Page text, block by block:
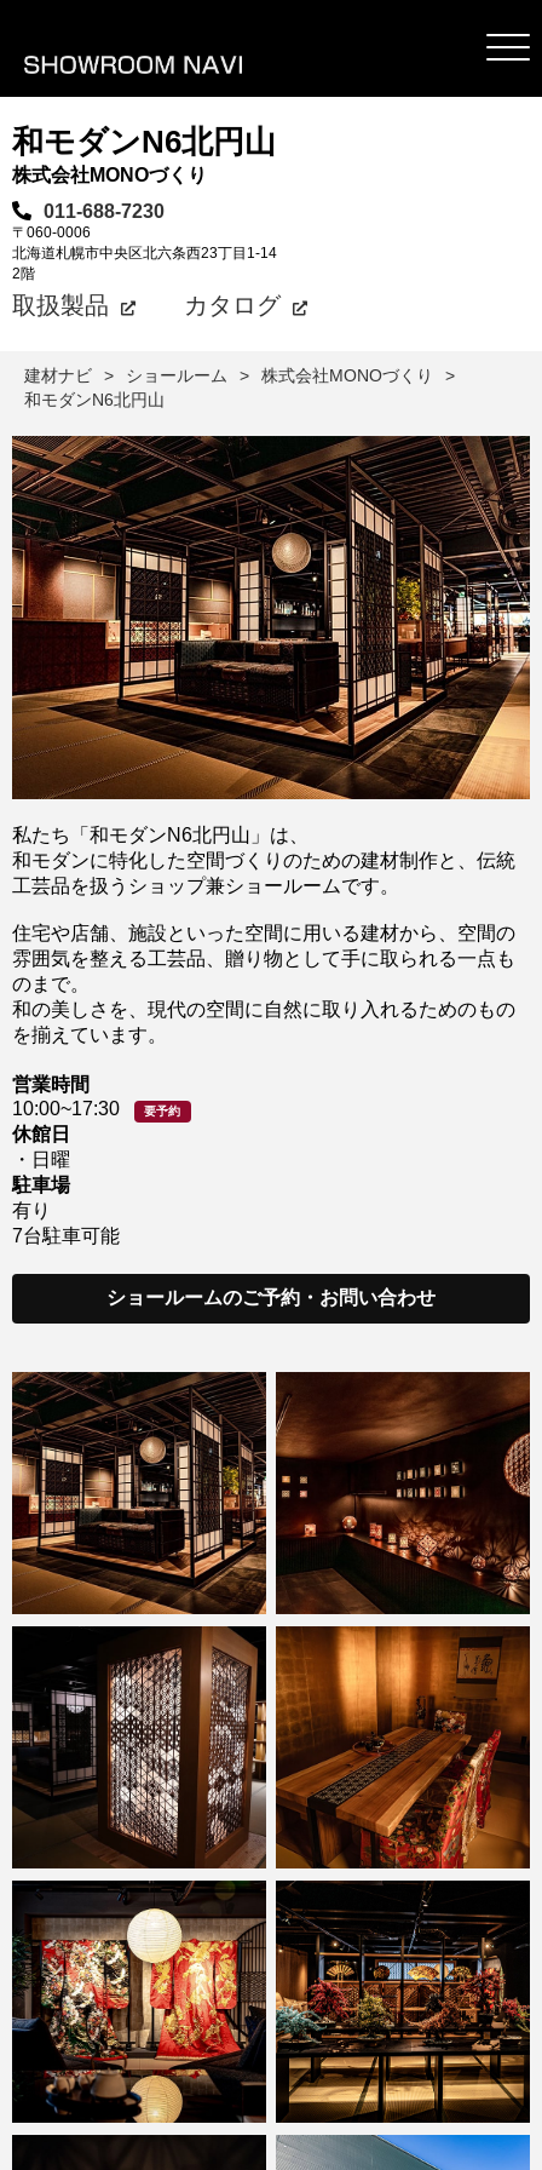
和モダンN6北円山
株式会社MONOづくり
011-688-7230
〒060-0006
北海道札幌市中央区北六条西23丁目1-14
2階
取扱製品 カタログ
建材ナビ ショールーム
株式会社MONOづくり
和モダンN6北円山
私たち「和モダンN6北円山」は、
和モダンに特化した空間づくりのための建材制作と、伝統
工芸品を扱うショップ兼ショールームです。
住宅や店舗、施設といった空間に用いる建材から、空間の
雰囲気を整える工芸品、贈り物として手に取られる一点も
のまで。
和の美しさを、現代の空間に自然に取り入れるためのもの
を揃えています。
営業時間
10:00~17:30
要予約
休館日
・日曜
駐車場
有り
7台駐車可能
ショールームのご予約・お問い合わせ